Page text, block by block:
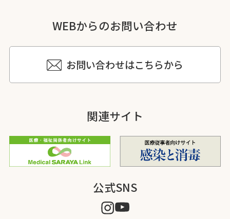
WEBからのお問い合わせ
お問い合わせはこちらから
関連サイト
公式SNS